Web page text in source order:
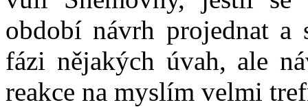
období návrh projednat
fázi nějakých úvah, ale
reakce na myslím velmi